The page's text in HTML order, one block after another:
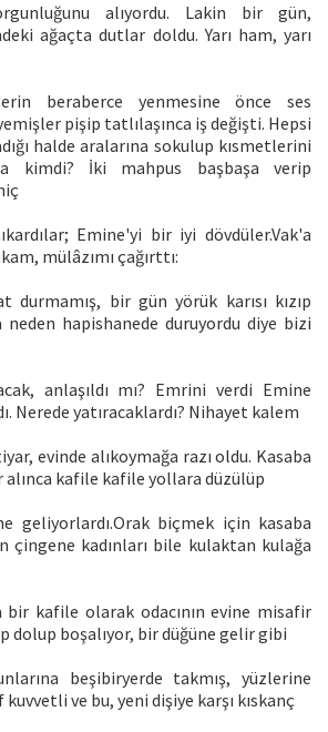
alıyordu. Lakin bir gün,
ağaçta dutlar doldu. Yarı ham, yarı
beraberce yenmesine önce ses
pişip tatlılaşınca iş değişti. Hepsi
halde aralarına sokulup kısmetlerini
kimdi? İki mahpus başbaşa verip
Emine'yi bir iyi dövdüler.Vak'a
mülâzımı çağırttı:
durmamış, bir gün yörük karısı kızıp
neden hapishanede duruyordu diye bizi
anlaşıldı mı? Emrini verdi Emine
Nerede yatıracaklardı? Nihayet kalem
evinde alıkoymağa razı oldu. Kasaba
alınca kafile kafile yollara düzülüp
geliyorlardı.Orak biçmek için kasaba
çingene kadınları bile kulaktan kulağa
bir kafile olarak odacının evine misafir
dolup boşalıyor, bir düğüne gelir gibi
beşibiryerde takmış, yüzlerine
ve bu, yeni dişiye karşı kıskanç